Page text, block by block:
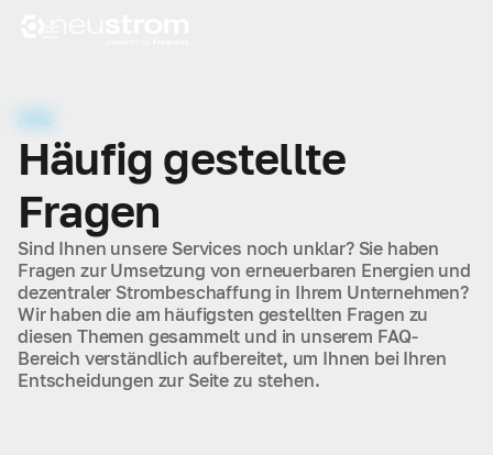
Häufig gestellte
Fragen
Sind Ihnen unsere Services noch unklar? Sie haben
Fragen zur Umsetzung von erneuerbaren Energien und
dezentraler Strombeschaffung in Ihrem Unternehmen?
Wir haben die am häufigsten gestellten Fragen zu
diesen Themen gesammelt und in unserem FAQ-
Bereich verständlich aufbereitet, um Ihnen bei Ihren
Entscheidungen zur Seite zu stehen.